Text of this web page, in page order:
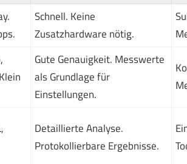
Schnell. Keine
Zusatzhardware nötig.
Gute Genauigkeit. Messwerte
als Grundlage für
Einstellungen.
Detaillierte Analyse.
Protokollierbare Ergebnisse.